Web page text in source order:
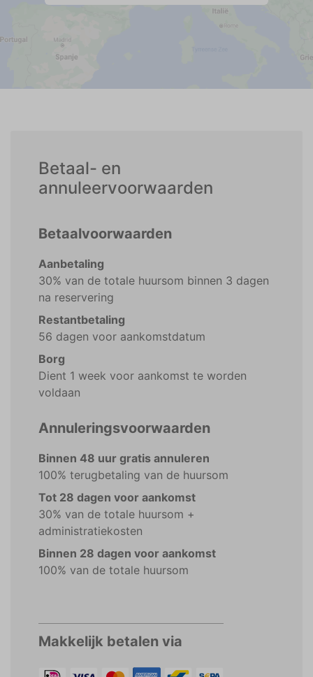
Betaal- en
annuleervoorwaarden
Betaalvoorwaarden
Aanbetaling
30% van de totale huursom binnen 3 dagen
na reservering
Restantbetaling
56 dagen voor aankomstdatum
Borg
Dient 1 week voor aankomst te worden
voldaan
Annuleringsvoorwaarden
Binnen 48 uur gratis annuleren
100% terugbetaling van de huursom
Tot 28 dagen voor aankomst
30% van de totale huursom +
administratiekosten
Binnen 28 dagen voor aankomst
100% van de totale huursom
Makkelijk betalen via